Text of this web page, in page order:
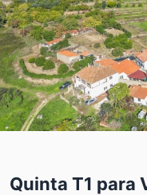
Quinta T1 para